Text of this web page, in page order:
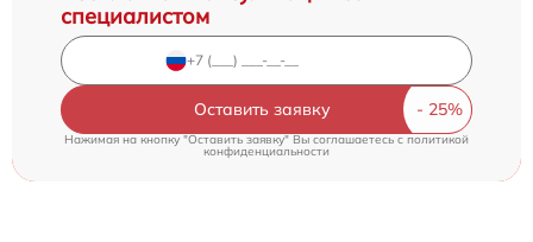
специалистом
Оставить заявку
Нажимая на кнопку "Оставить заявку" Вы соглашаетесь cполитикой
конфиденциальности